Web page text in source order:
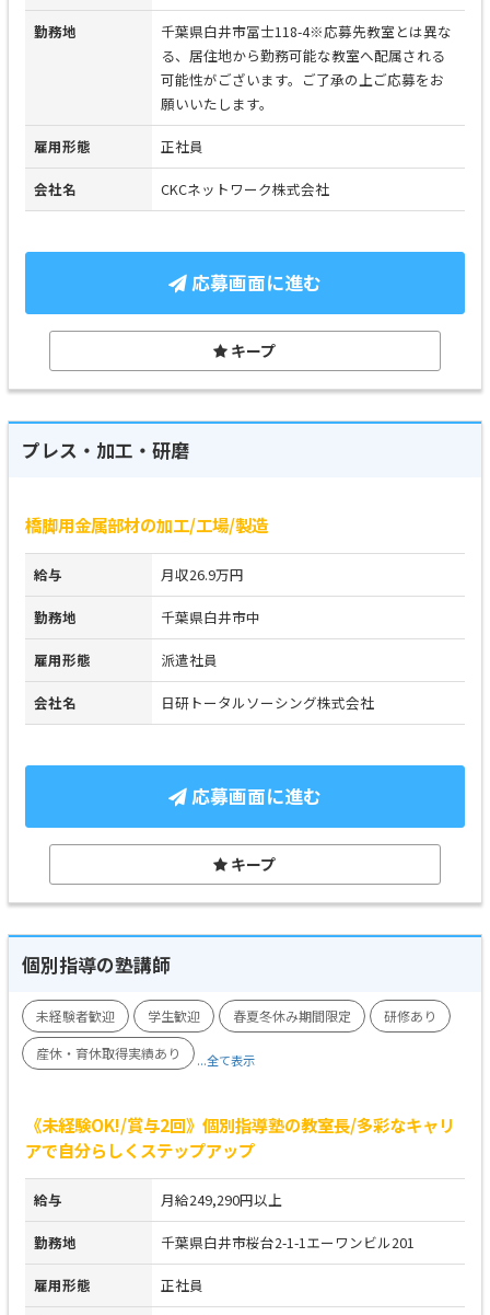
勤務地
千葉県白井市冨士118-4※応募先教室とは異な
る、居住地から勤務可能な教室へ配属される
可能性がございます。ご了承の上ご応募をお
願いいたします。
雇用形態 正社員
会社名 CKCネットワーク株式会社
応募画面に進む
キープ
プレス・加工・研磨
橋脚用金属部材の加工/工場/製造
給与 月収26.9万円
勤務地 千葉県白井市中
雇用形態 派遣社員
会社名 日研トータルソーシング株式会社
応募画面に進む
キープ
個別指導の塾講師
未経験者歓迎 学生歓迎 春夏冬休み期間限定
研修あり
産休・育休取得実績あり
...全て表示
《未経験OK!/賞与2回》個別指導塾の教室長/多彩なキャリ
アで自分らしくステップアップ
給与 月給249,290円以上
勤務地 千葉県白井市桜台2-1-1エーワンビル201
雇用形態 正社員